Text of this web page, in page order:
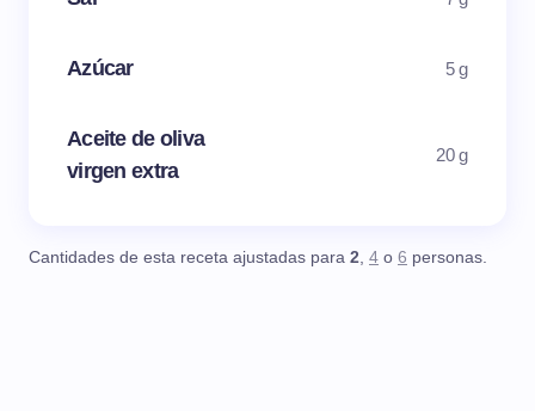
Azúcar 5 g
Aceite de oliva
virgen extra
20 g
Cantidades de esta receta ajustadas para 2, 4 o 6 personas.